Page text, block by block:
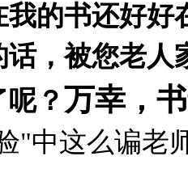
我的书还好
话，被您老人
？万幸，
"中这么谝老